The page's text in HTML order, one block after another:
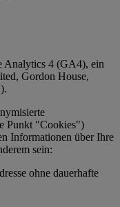
Analytics 4 (GA4), ein
Gordon House,
Punkt "Cookies")
Informationen über Ihre
sein:
ohne dauerhafte